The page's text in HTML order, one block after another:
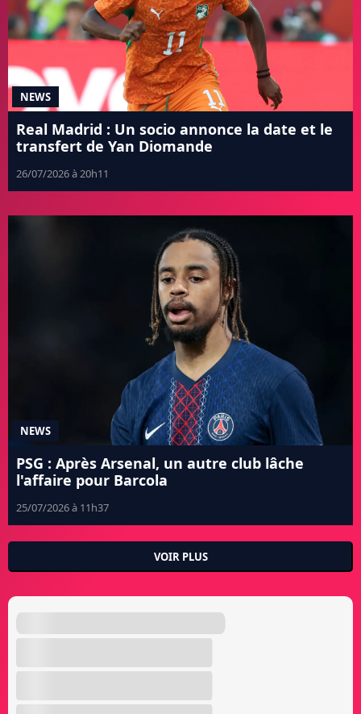
NEWS
Real Madrid : Un socio annonce la date et le
transfert de Yan Diomande
26/07/2026 à 20h11
NEWS
PSG : Après Arsenal, un autre club lâche
l'affaire pour Barcola
25/07/2026 à 11h37
VOIR PLUS